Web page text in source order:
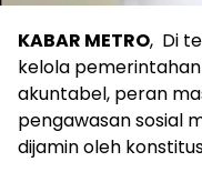
KABAR METRO, Di
kelola
akuntabel, peran
pengawasan sosial
dijamin oleh